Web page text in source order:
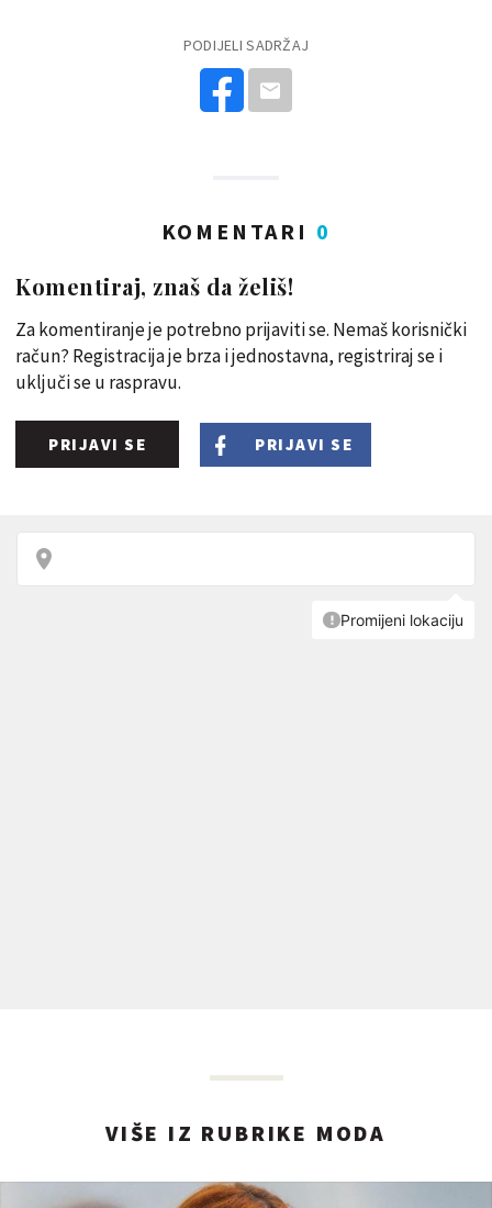
PODIJELI SADRŽAJ
KOMENTARI 0
Komentiraj, znaš da želiš!
Za komentiranje je potrebno prijaviti se. Nemaš korisnički
račun? Registracija je brza i jednostavna, registriraj se i
uključi se u raspravu.
PRIJAVI SE PRIJAVI SE
VIŠE IZ RUBRIKE MODA